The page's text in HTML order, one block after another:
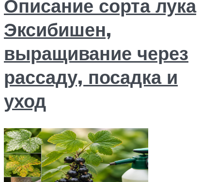
Описание сорта лука
Эксибишен,
выращивание через
рассаду, посадка и
уход